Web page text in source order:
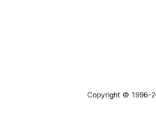
Copyright ©